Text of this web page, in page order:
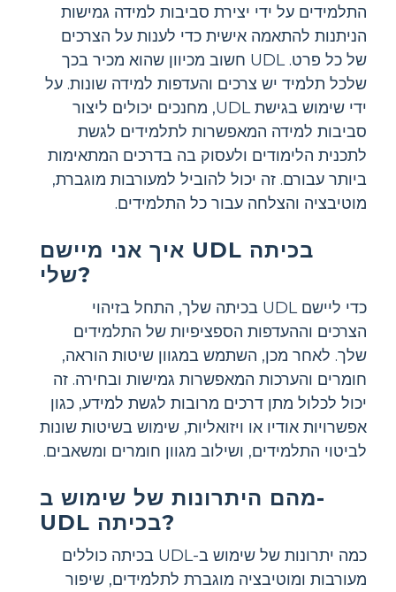
התלמידים על ידי יצירת סביבות למידה גמישות
הניתנות להתאמה אישית כדי לענות על הצרכים
של כל פרט. UDL חשוב מכיוון שהוא מכיר בכך
שלכל תלמיד יש צרכים והעדפות למידה שונות. על
ידי שימוש בגישת UDL, מחנכים יכולים ליצור
סביבות למידה המאפשרות לתלמידים לגשת
לתכנית הלימודים ולעסוק בה בדרכים המתאימות
ביותר עבורם. זה יכול להוביל למעורבות מוגברת,
מוטיבציה והצלחה עבור כל התלמידים.
איך אני מיישם UDL בכיתה
שלי?
כדי ליישם UDL בכיתה שלך, התחל בזיהוי
הצרכים וההעדפות הספציפיות של התלמידים
שלך. לאחר מכן, השתמש במגוון שיטות הוראה,
חומרים והערכות המאפשרות גמישות ובחירה. זה
יכול לכלול מתן דרכים מרובות לגשת למידע, כגון
אפשרויות אודיו או ויזואליות, שימוש בשיטות שונות
לביטוי התלמידים, ושילוב מגוון חומרים ומשאבים.
מהם היתרונות של שימוש ב-
UDL בכיתה?
כמה יתרונות של שימוש ב-UDL בכיתה כוללים
מעורבות ומוטיבציה מוגברת לתלמידים, שיפור